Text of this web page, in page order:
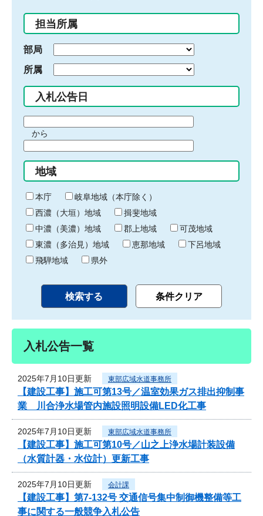
入
力
担当所属
部局
所属
入札公告日
間
始
り
から
間
終
わ
り
地域
本庁
岐阜地域（本庁除く）
西濃（大垣）地域
揖斐地域
中濃（美濃）地域
郡上地域
可茂地域
東濃（多治見）地域
恵那地域
下呂地域
飛騨地域
県外
入札公告一覧
2025年7月10日更新 東部広域水道事務所
【建設工事】施工可第13号／温室効果ガス排出抑制事
業 川合浄水場管内施設照明設備LED化工事
2025年7月10日更新 東部広域水道事務所
【建設工事】施工可第10号／山之上浄水場計装設備
（水質計器・水位計）更新工事
2025年7月10日更新 会計課
【建設工事】第7-132号 交通信号集中制御機整備等工
事に関する一般競争入札公告